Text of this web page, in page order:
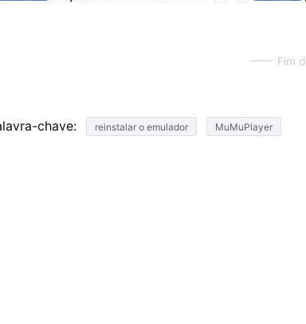
Fim
chave: reinstalar o emulador MuMuPlayer